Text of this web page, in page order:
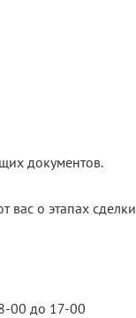
документов.
вас о этапах
00 до 17-00